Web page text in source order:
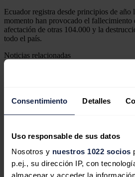
Consentimiento Detalles
Uso responsable de sus datos
Nosotros y nuestros 1022 socios
p.ej., su dirección IP, con
almacenar y acceder la
Ecuador registra desde principios de año
momento han provocado el fallecimiento
afectación de otras 104.000 y la
todo el país.
Noticias relacionadas